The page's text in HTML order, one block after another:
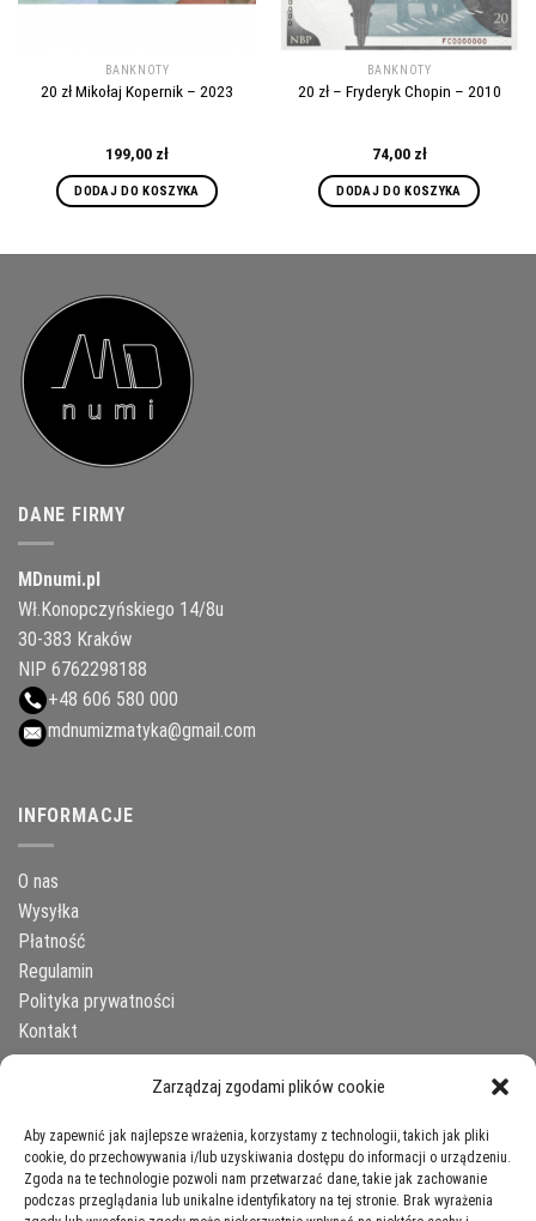
Zarządzaj zgodami plików cookie
Aby zapewnić jak najlepsze wrażenia, korzystamy z technologii, takich jak pliki
cookie, do przechowywania i/lub uzyskiwania dostępu do informacji o urządzeniu.
Zgoda na te technologie pozwoli nam przetwarzać dane, takie jak zachowanie
podczas przeglądania lub unikalne identyfikatory na tej stronie. Brak wyrażenia
BANKNOTY
20 zł Mikołaj Kopernik – 2023
199,00 zł
DODAJ DO KOSZYKA
BANKNOTY
20 zł – Fryderyk Chopin – 2010
74,00 zł
DODAJ DO KOSZYKA
DANE FIRMY
MDnumi.pl
Wł.Konopczyńskiego 14/8u
30-383 Kraków
NIP 6762298188
+48 606 580 000
mdnumizmatyka@gmail.com
INFORMACJE
O nas
Wysyłka
Płatność
Regulamin
Polityka prywatności
Kontakt
Email